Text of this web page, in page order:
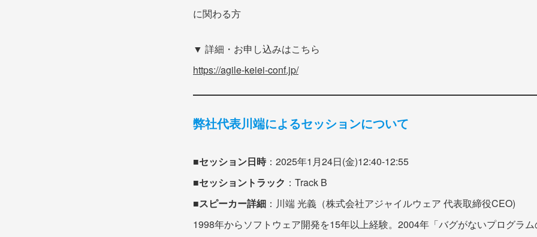
に関わる方
▼ 詳細・お申し込みはこちら
https://agile-keiei-conf.jp/
弊社代表川端によるセッションについて
■セッション日時：2025年1月24日(金)12:40-12:55
■セッショントラック ：Track B
■スピーカー詳細 ：川端 光義（株式会社アジャイルウェア 代表取締役CEO)
1998年からソフトウェア開発を15年以上経験。2004年「バグがないプログラ